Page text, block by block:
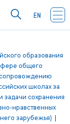
образования
общего
сопровождению
школах за
задачи сохранения
нравственных
зарубежья)